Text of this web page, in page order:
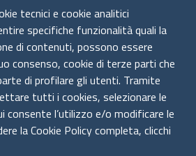
tecnici e cookie analitici
specifiche funzionalità quali la
di contenuti, possono essere
consenso, cookie di terze parti che
di profilare gli utenti. Tramite
tutti i cookies, selezionare le
consente l’utilizzo e/o modificare le
la Cookie Policy completa, clicchi